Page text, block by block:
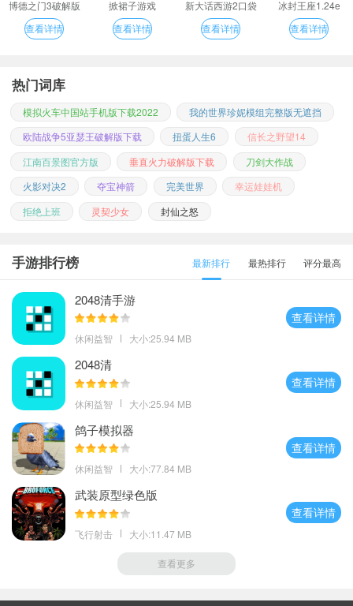
博德之门3破解版
查看详情
掀裙子游戏
查看详情
新大话西游2口袋
版
查看详情
冰封王座1.24e
查看详情
热门词库
模拟火车中国站手机版下载2022
我的世界珍妮模组完整版无遮挡
欧陆战争5亚瑟王破解版下载
扭蛋人生6
信长之野望14
江南百景图官方版
垂直火力破解版下载
刀剑大作战
火影对决2
夺宝神箭 完美世界
幸运娃娃机
拒绝上班
灵契少女 封仙之怒
手游排行榜 最新排行 最热排行 评分最高
2048清手游
休闲益智 大小:25.94 MB
查看详情
2048清
休闲益智 大小:25.94 MB
查看详情
鸽子模拟器
休闲益智 大小:77.84 MB
查看详情
武装原型绿色版
飞行射击 大小:11.47 MB
查看详情
查看更多